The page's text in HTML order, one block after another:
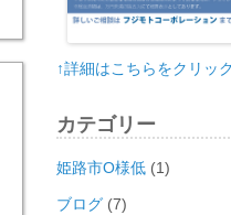
↑詳細はこちらをクリッ
カテゴリー
姫路市O様低 (1)
ブログ (7)